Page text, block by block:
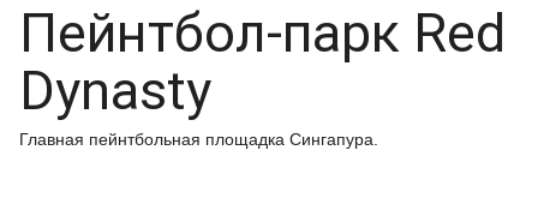
Пейнтбол-парк Red
Dynasty
Главная пейнтбольная площадка Сингапура.